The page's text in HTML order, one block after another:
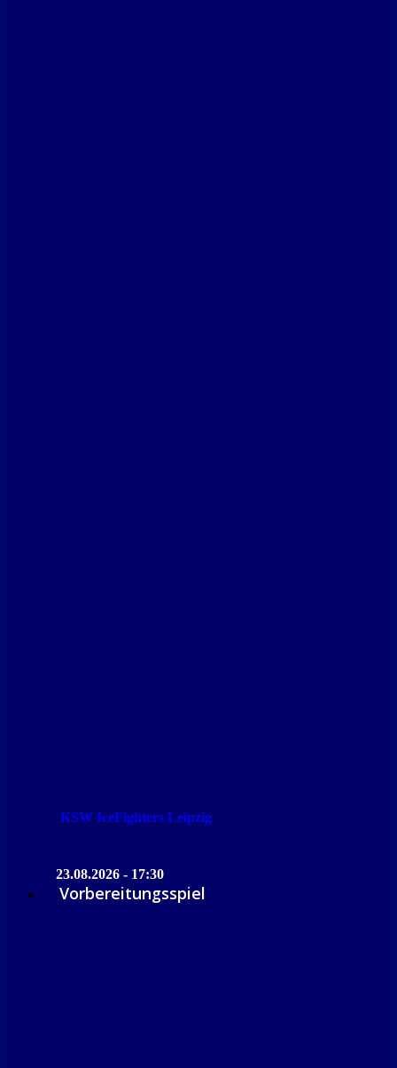
KSW IceFighters Leipzig
23.08.2026 - 17:30
Vorbereitungsspiel